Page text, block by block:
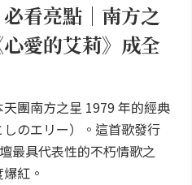
看亮點｜南方之
愛的艾莉》成全
團南方之星 1979 年的經典
のエリー）。這首歌發行
最具代表性的不朽情歌之
紅。